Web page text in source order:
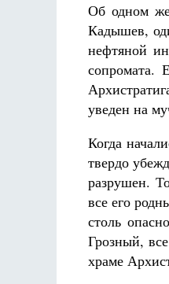
Об одном
Кадышев,
нефтяной
сопромата.
уведен на
Когда
твердо
разрушен.
все его
столь
Грозный,
храме